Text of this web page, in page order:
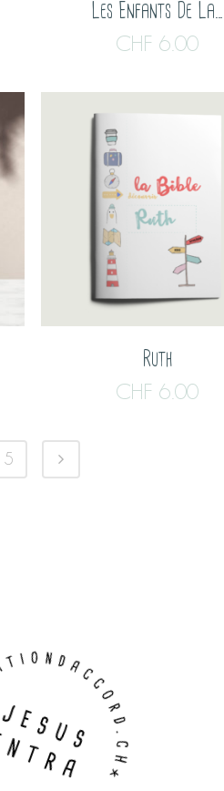
Les Enfants De La…
CHF 6.00
Ruth
CHF 6.00
5